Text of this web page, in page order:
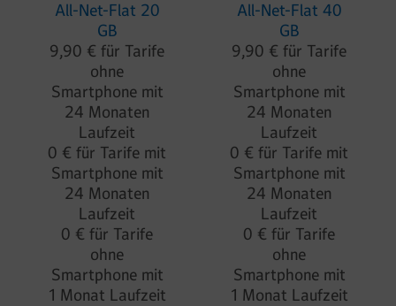
All-Net-Flat 20
GB
9,90 € für Tarife
ohne
Smartphone mit
24 Monaten
Laufzeit
0 € für Tarife mit
Smartphone mit
24 Monaten
Laufzeit
0 € für Tarife
ohne
Smartphone mit
1 Monat Laufzeit
All-Net-Flat 40
GB
9,90 € für Tarife
ohne
Smartphone mit
24 Monaten
Laufzeit
0 € für Tarife mit
Smartphone mit
24 Monaten
Laufzeit
0 € für Tarife
ohne
Smartphone mit
1 Monat Laufzeit